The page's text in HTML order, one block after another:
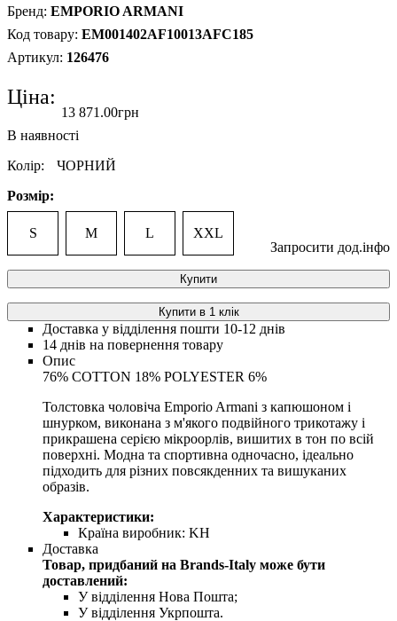
EMPORIO ARMANI
EM001402AF10013AFC185
126476
Ціна:
13 871 .00грн
Колір:
ЧОРНИЙ
Розмір:
S M L
XXL
Запросити дод.інфо
Купити
Купити в 1 клік
Доставка у відділення пошти 10-12 днів
14 днів на повернення товару
Опис
76% COTTON 18% POLYESTER 6%
Толстовка чоловіча Emporio Armani з капюшоном і
шнурком, виконана з м'якого подвійного трикотажу і
прикрашена серією мікроорлів, вишитих в тон по всій
поверхні. Модна та спортивна одночасно, ідеально
підходить для різних повсякденних та вишуканих
образів.
Характеристики:
Країна виробник: KH
Доставка
Товар, придбаний на Brands-Italy може бути
доставлений:
У відділення Нова Пошта;
У відділення Укрпошта.